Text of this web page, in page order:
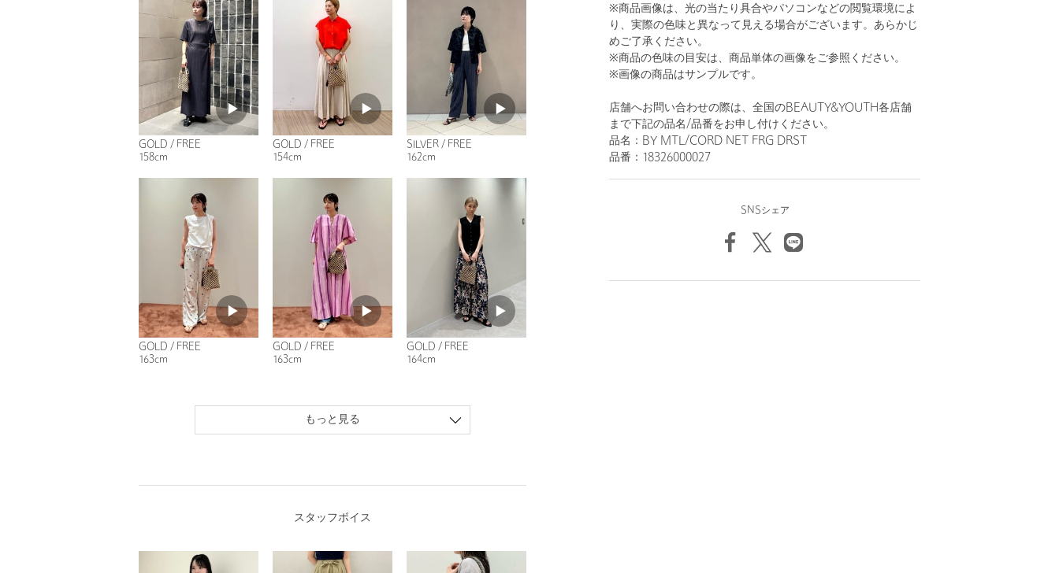
※商品画像は、光の当たり具合やパソコンなどの閲覧環境によ
り、実際の色味と異なって見える場合がございます。あらかじ
めご了承ください。
※商品の色味の目安は、商品単体の画像をご参照ください。
※画像の商品はサンプルです。
店舗へお問い合わせの際は、全国のBEAUTY&YOUTH各店舗
まで下記の品名/品番をお申し付けください。
品名：BY MTL/CORD NET FRG DRST
品番：18326000027
SNSシェア
GOLD / FREE
158cm
GOLD / FREE
154cm
SILVER / FREE
162cm
GOLD / FREE
163cm
GOLD / FREE
163cm
GOLD / FREE
164cm
もっと見る
スタッフボイス
GOLD